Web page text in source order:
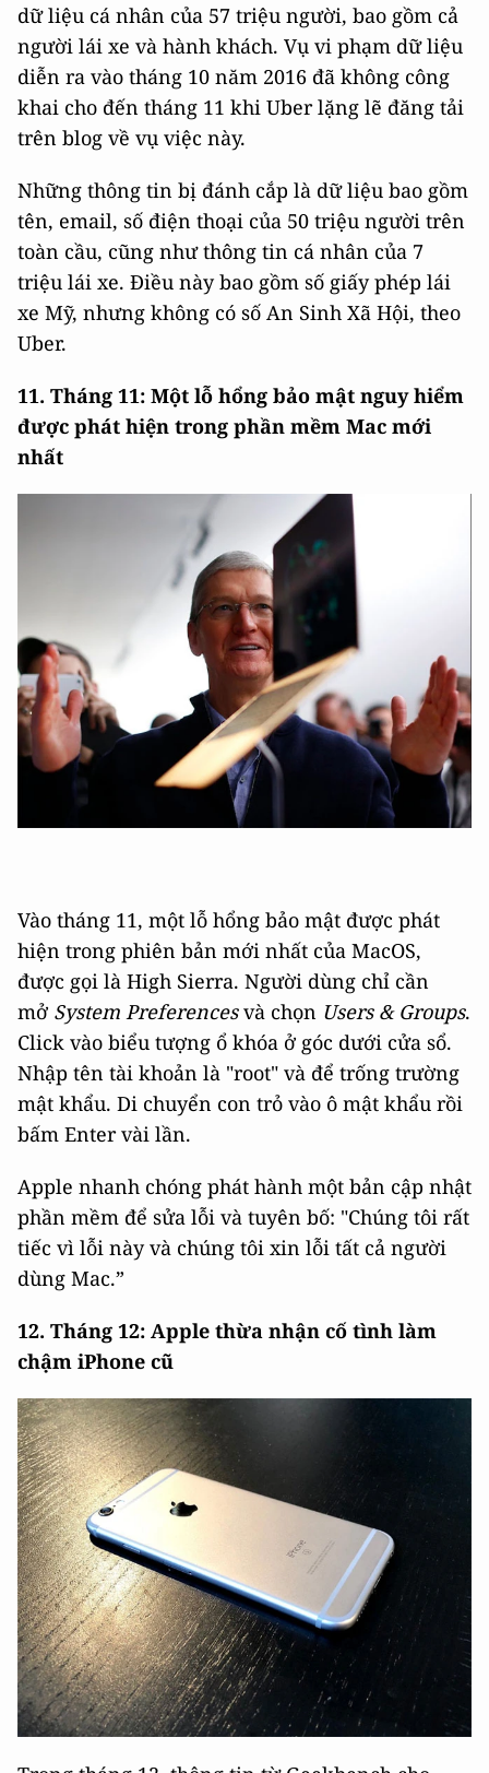
dữ liệu cá nhân của 57 triệu người, bao gồm cả
người lái xe và hành khách. Vụ vi phạm dữ liệu
diễn ra vào tháng 10 năm 2016 đã không công
khai cho đến tháng 11 khi Uber lặng lẽ đăng tải
trên blog về vụ việc này.
Những thông tin bị đánh cắp là dữ liệu bao gồm
tên, email, số điện thoại của 50 triệu người trên
toàn cầu, cũng như thông tin cá nhân của 7
triệu lái xe. Điều này bao gồm số giấy phép lái
xe Mỹ, nhưng không có số An Sinh Xã Hội, theo
Uber.
11. Tháng 11: Một lỗ hổng bảo mật nguy hiểm
được phát hiện trong phần mềm Mac mới
nhất
Vào tháng 11, một lỗ hổng bảo mật được phát
hiện trong phiên bản mới nhất của MacOS,
được gọi là High Sierra. Người dùng chỉ cần
mở System Preferencesvà chọn Users & Groups.
Click vào biểu tượng ổ khóa ở góc dưới cửa sổ.
Nhập tên tài khoản là "root" và để trống trường
mật khẩu. Di chuyển con trỏ vào ô mật khẩu rồi
bấm Enter vài lần.
Apple nhanh chóng phát hành một bản cập nhật
phần mềm để sửa lỗi và tuyên bố: "Chúng tôi rất
tiếc vì lỗi này và chúng tôi xin lỗi tất cả người
dùng Mac.”
12. Tháng 12: Apple thừa nhận cố tình làm
chậm iPhone cũ